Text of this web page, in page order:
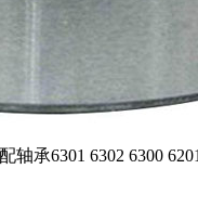
承6301 6302 6300